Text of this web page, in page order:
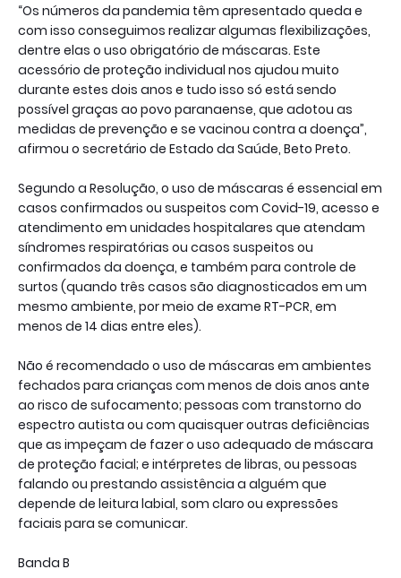
“Os números da pandemia têm apresentado queda e
com isso conseguimos realizar algumas flexibilizações,
dentre elas o uso obrigatório de máscaras. Este
acessório de proteção individual nos ajudou muito
durante estes dois anos e tudo isso só está sendo
possível graças ao povo paranaense, que adotou as
medidas de prevenção e se vacinou contra a doença”,
afirmou o secretário de Estado da Saúde, Beto Preto.
Segundo a Resolução, o uso de máscaras é essencial em
casos confirmados ou suspeitos com Covid-19, acesso e
atendimento em unidades hospitalares que atendam
síndromes respiratórias ou casos suspeitos ou
confirmados da doença, e também para controle de
surtos (quando três casos são diagnosticados em um
mesmo ambiente, por meio de exame RT-PCR, em
menos de 14 dias entre eles).
Não é recomendado o uso de máscaras em ambientes
fechados para crianças com menos de dois anos ante
ao risco de sufocamento; pessoas com transtorno do
espectro autista ou com quaisquer outras deficiências
que as impeçam de fazer o uso adequado de máscara
de proteção facial; e intérpretes de libras, ou pessoas
falando ou prestando assistência a alguém que
depende de leitura labial, som claro ou expressões
faciais para se comunicar.
Banda B